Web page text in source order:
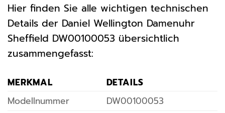
Hier finden Sie alle wichtigen technischen
Details der Daniel Wellington Damenuhr
Sheffield DW00100053 übersichtlich
zusammengefasst:
MERKMAL
DETAILS
Modellnummer
DW00100053